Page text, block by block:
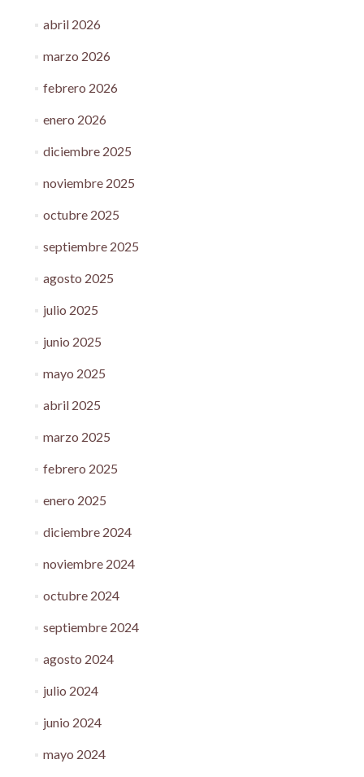
abril 2026
marzo 2026
febrero 2026
enero 2026
diciembre 2025
noviembre 2025
octubre 2025
septiembre 2025
agosto 2025
julio 2025
junio 2025
mayo 2025
abril 2025
marzo 2025
febrero 2025
enero 2025
diciembre 2024
noviembre 2024
octubre 2024
septiembre 2024
agosto 2024
julio 2024
junio 2024
mayo 2024